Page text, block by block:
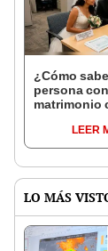
¿Cómo
persona
matrimonio
LEER
LO MÁS